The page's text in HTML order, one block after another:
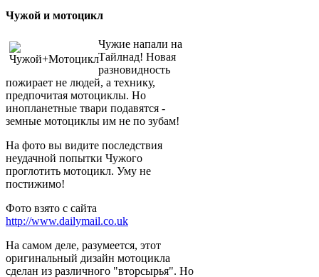
Чужой и мотоцикл
Чужие напали на
Тайлнад! Новая
разновидность
пожирает не людей, а технику,
предпочитая мотоциклы. Но
инопланетные твари подавятся -
земные мотоциклы им не по зубам!
На фото вы видите последствия
неудачной попытки Чужого
проглотить мотоцикл. Уму не
постижимо!
Фото взято с сайта
http://www.dailymail.co.uk
На самом деле, разумеется, этот
оригинальный дизайн мотоцикла
сделан из различного "вторсырья". Но